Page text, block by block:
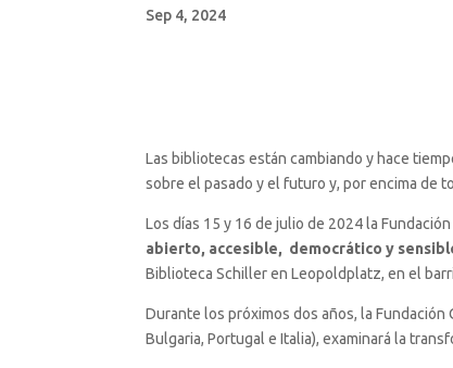
Sep 4, 2024
Las bibliotecas están cambiando y hace
sobre el pasado y el futuro y, por encima de
Los días 15 y 16 de julio de 2024 la
abierto, accesible, democrático y
Biblioteca Schiller en Leopoldplatz, en el
Durante los próximos dos años, la
Bulgaria, Portugal e Italia), examinará la